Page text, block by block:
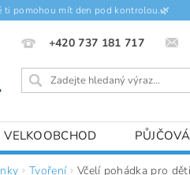
ti pomohou mít den pod kontrolou.🌿
+420 737 181 717
VELKOOBCHOD
Tvoření Včelí pohádka pro děti